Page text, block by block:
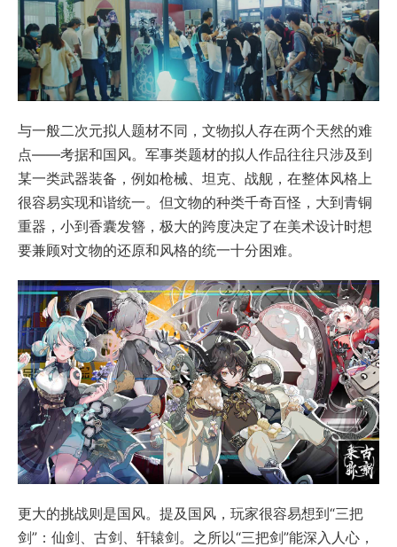
与一般二次元拟人题材不同，文物拟人存在两个天然的难
点——考据和国风。军事类题材的拟人作品往往只涉及到
某一类武器装备，例如枪械、坦克、战舰，在整体风格上
很容易实现和谐统一。但文物的种类千奇百怪，大到青铜
重器，小到香囊发簪，极大的跨度决定了在美术设计时想
要兼顾对文物的还原和风格的统一十分困难。
更大的挑战则是国风。提及国风，玩家很容易想到“三把
剑”：仙剑、古剑、轩辕剑。之所以“三把剑”能深入人心，